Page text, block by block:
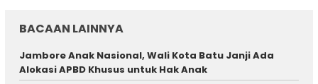
BACAAN LAINNYA
Jambore Anak Nasional, Wali Kota Batu Janji Ada
Alokasi APBD Khusus untuk Hak Anak